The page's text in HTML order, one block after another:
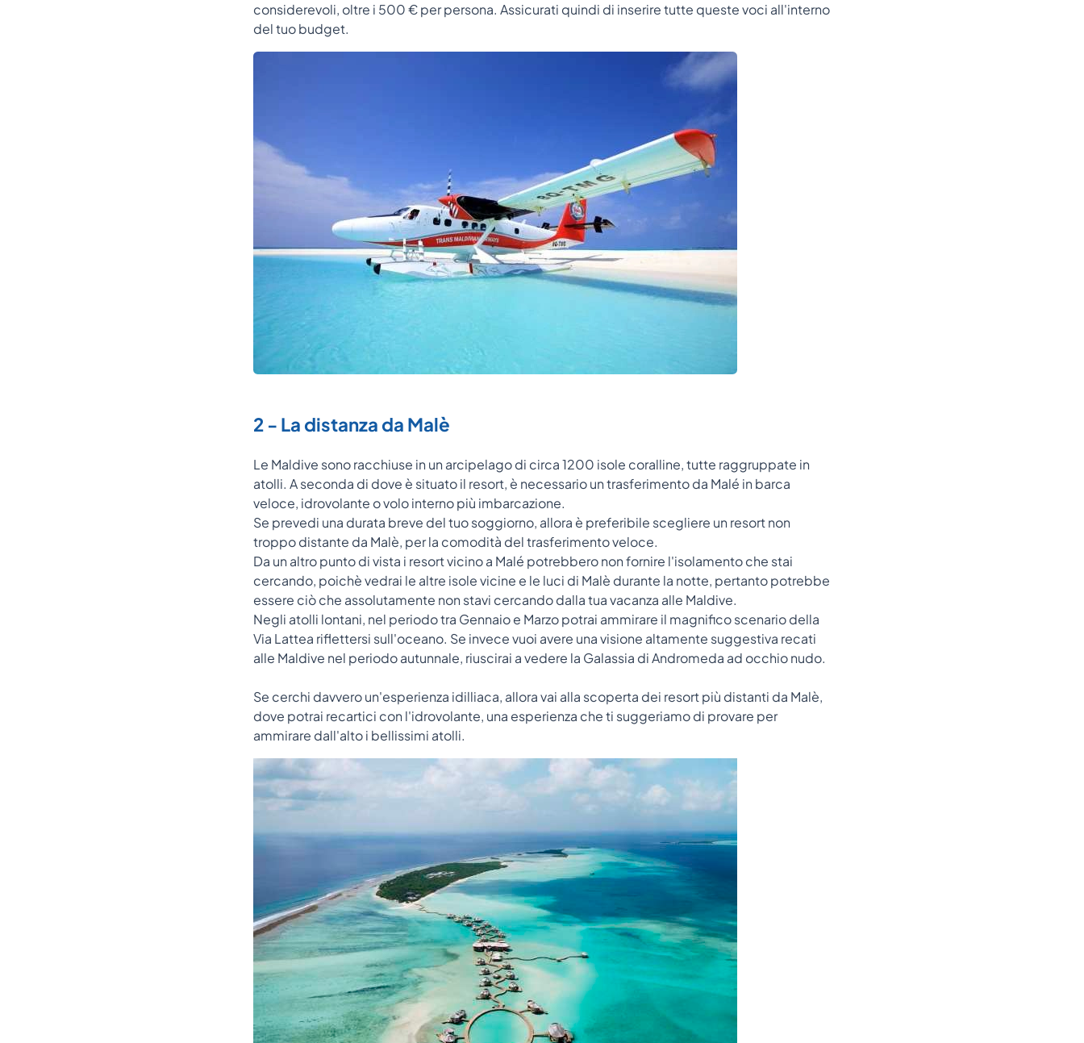
considerevoli, oltre i 500 € per persona. Assicurati quindi di inserire tutte queste voci all'interno
del tuo budget.
2 - La distanza da Malè
Le Maldive sono racchiuse in un arcipelago di circa 1200 isole coralline, tutte raggruppate in
atolli. A seconda di dove è situato il resort, è necessario un trasferimento da Malé in barca
veloce, idrovolante o volo interno più imbarcazione.
Se prevedi una durata breve del tuo soggiorno, allora è preferibile scegliere un resort non
troppo distante da Malè, per la comodità del trasferimento veloce.
Da un altro punto di vista i resort vicino a Malé potrebbero non fornire l'isolamento che stai
cercando, poichè vedrai le altre isole vicine e le luci di Malè durante la notte, pertanto potrebbe
essere ciò che assolutamente non stavi cercando dalla tua vacanza alle Maldive.
Negli atolli lontani, nel periodo tra Gennaio e Marzo potrai ammirare il magnifico scenario della
Via Lattea riflettersi sull'oceano. Se invece vuoi avere una visione altamente suggestiva recati
alle Maldive nel periodo autunnale, riuscirai a vedere la Galassia di Andromeda ad occhio nudo.
Se cerchi davvero un'esperienza idilliaca, allora vai alla scoperta dei resort più distanti da Malè,
dove potrai recartici con l'idrovolante, una esperienza che ti suggeriamo di provare per
ammirare dall'alto i bellissimi atolli.